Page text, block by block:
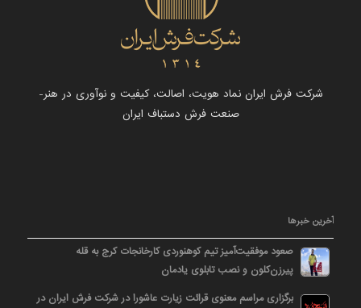
شرکت فرش ایران نماد هویت، اصالت، کیفیت و نوآوری در هنر-
صنعت فرش دستباف ایران
آخرین خبرها
صعود موفقیت‌آمیز تیم کوهنوردی کارخانجات کرج به قله
پیرزن‌کلون و نصب تابلوی یادمان
برگزاری مراسم معنوی قرائت زیارت عاشورا در شرکت فرش ایران در